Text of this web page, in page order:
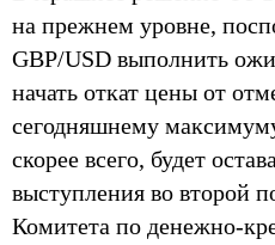
на прежнем уровне,
GBP/USD выполнить
начать откат цены от
сегодняшнему
скорее всего, будет
выступления во второй
Комитета по денежно-